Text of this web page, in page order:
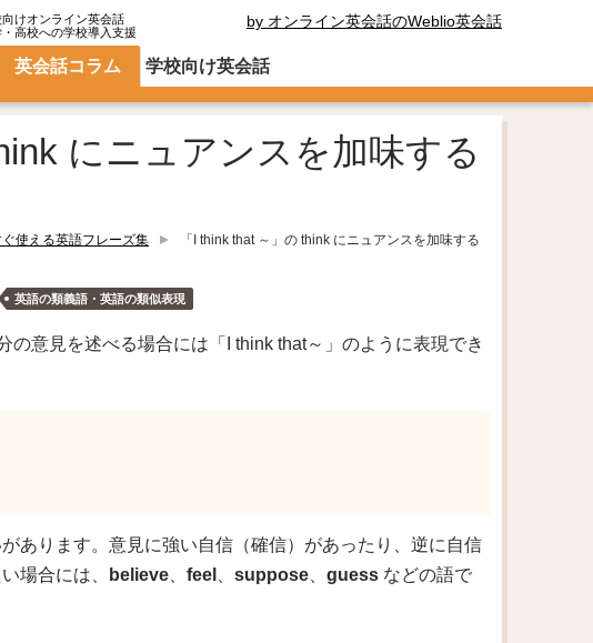
向けオンライン英会話
高校への学校導入支援
by オンライン英会話のWeblio英会話
英会話コラム 学校向け英会話
にニュアンスを加味する
使える英語フレーズ集
「I think that ～」の think にニュアンスを加味する
英語の類義語・英語の類似表現
の意見を述べる場合には「I think that～」のように表現でき
あります。意見に強い自信（確信）があったり、逆に自信
場合には、
believe feel suppose guess などの語で